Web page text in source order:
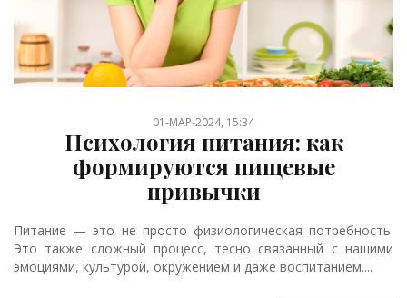
01-МАР-2024, 15:34
Психология питания: как
формируются пищевые
привычки
Питание — это не просто физиологическая потребность.
Это также сложный процесс, тесно связанный с нашими
эмоциями, культурой, окружением и даже воспитанием....